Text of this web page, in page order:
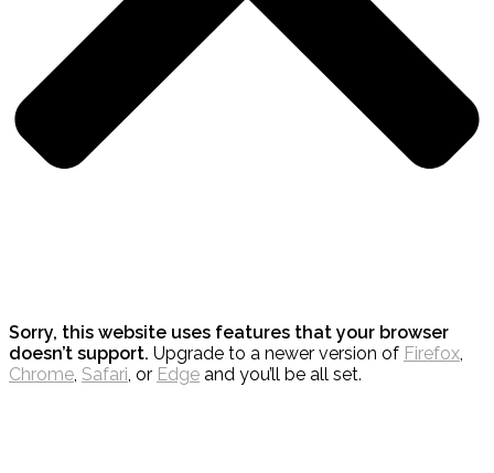
Sorry, this website uses features that your browser
doesn’t support. Upgrade to a newer version of Firefox,
Chrome, Safari, or Edge and you’ll be all set.